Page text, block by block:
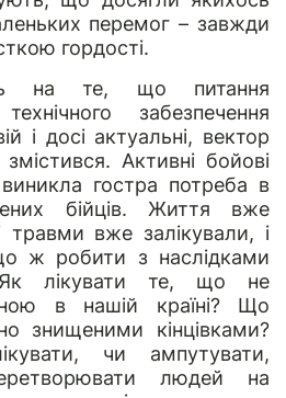
перемог – завжди
гордості.
на те, що питання
забезпечення
і досі актуальні, вектор
Активні бойові
гостра потреба в
бійців. Життя вже
травми вже залікували, і
ж робити з наслідками
лікувати те, що не
в нашій країні? Що
знищеними кінцівками?
чи ампутувати,
людей на